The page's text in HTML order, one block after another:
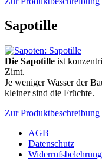
Sapotille
Die Sapotille ist
Zimt.
Je weniger Wasser der
kleiner sind die Früchte.
Zur
AGB
Datenschutz
Widerrufsbelehrung